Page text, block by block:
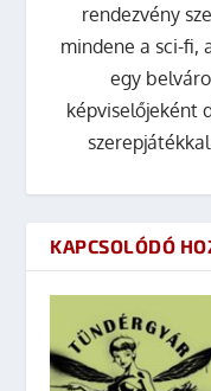
rendezvény
mindene a sci-fi,
egy
képviselőjeként
KAPCSOLÓDÓ